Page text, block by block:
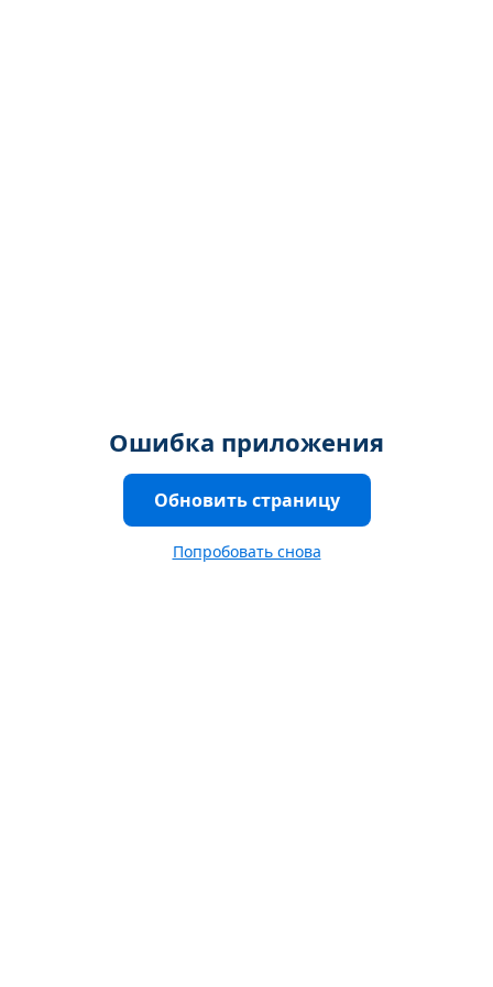
Ошибка приложения
Обновить страницу
Попробовать снова